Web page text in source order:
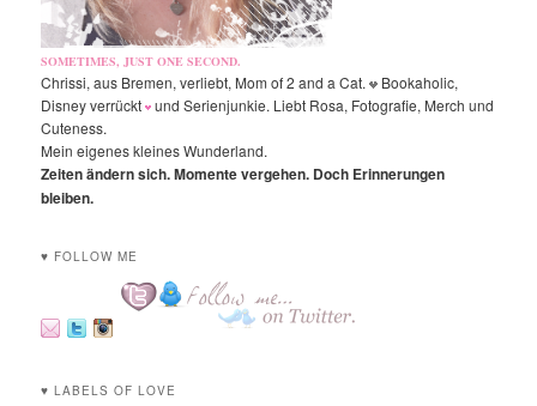
SOMETIMES, JUST ONE SECOND.
Chrissi, aus Bremen, verliebt, Mom of 2 and a Cat.
Bookaholic,
Disney verrückt und Serienjunkie. Liebt Rosa, Fotografie, Merch und
Cuteness.
Mein eigenes kleines Wunderland.
Zeiten ändern sich. Momente vergehen. Doch Erinnerungen
bleiben.
♥ FOLLOW ME
♥ LABELS OF LOVE